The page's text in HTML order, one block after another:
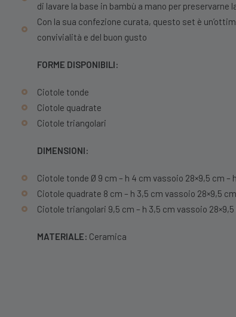
di lavare la base in bambù a mano per preservarne
Con la sua confezione curata, questo set è
convivialità e del buon gusto
FORME DISPONIBILI:
Ciotole tonde
Ciotole quadrate
Ciotole triangolari
DIMENSIONI:
Ciotole tonde Ø 9 cm – h 4 cm vassoio 28×9,5 cm – h
Ciotole quadrate 8 cm – h 3,5 cm vassoio 28×9,5 cm
Ciotole triangolari 9,5 cm – h 3,5 cm vassoio 28×9,5
MATERIALE: Ceramica